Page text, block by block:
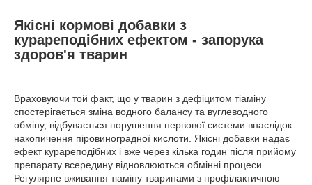
Якісні кормові добавки з
курареподібних ефектом - запорука
здоров'я тварин
Враховуючи той факт, що у тварин з дефіцитом тіаміну
спостерігається зміна водного балансу та вуглеводного
обміну, відбувається порушення нервової системи внаслідок
накопичення піровиноградної кислоти. Якісні добавки надає
ефект курареподібних і вже через кілька годин після прийому
препарату всередину відновлюються обмінні процеси.
Регулярне вживання тіаміну тваринами з профілактичною